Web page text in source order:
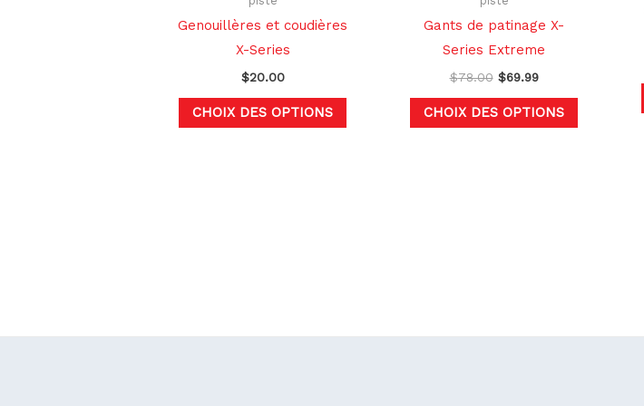
Genouillères et coudières
X-Series
$20.00
CHOIX DES OPTIONS
la
produit
Gants de patinage X-
Series Extreme
$78.00 $69.99
CHOIX DES OPTIONS
produit